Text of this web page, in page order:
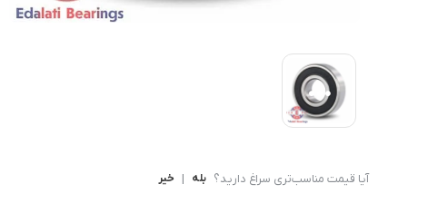
آیا قیمت مناسب‌تری سراغ دارید؟ بله | خیر